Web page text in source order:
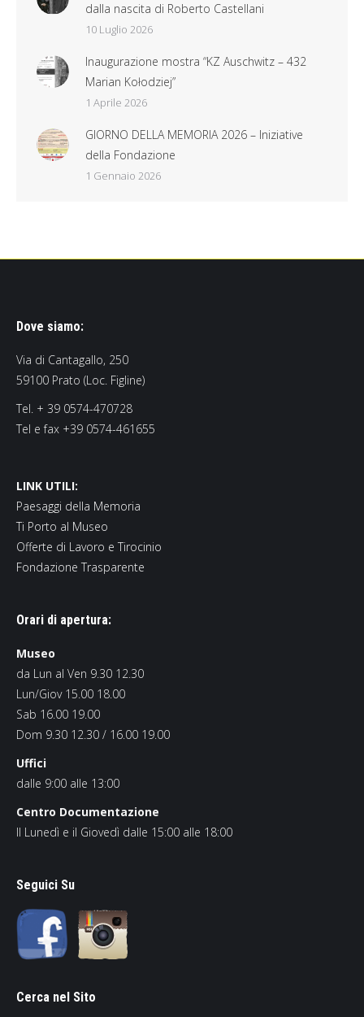
dalla nascita di Roberto Castellani
10 Luglio 2026
Inaugurazione mostra “KZ Auschwitz – 432
Marian Kołodziej”
1 Aprile 2026
GIORNO DELLA MEMORIA 2026 – Iniziative
della Fondazione
1 Gennaio 2026
Dove siamo:
Via di Cantagallo, 250
59100 Prato (Loc. Figline)
Tel. + 39 0574-470728
Tel e fax +39 0574-461655
LINK UTILI:
Paesaggi della Memoria
Ti Porto al Museo
Offerte di Lavoro e Tirocinio
Fondazione Trasparente
Orari di apertura:
Museo
da Lun al Ven 9.30 12.30
Lun/Giov 15.00 18.00
Sab 16.00 19.00
Dom 9.30 12.30 / 16.00 19.00
Uffici
dalle 9:00 alle 13:00
Centro Documentazione
Il Lunedì e il Giovedì dalle 15:00 alle 18:00
Seguici Su
Cerca nel Sito